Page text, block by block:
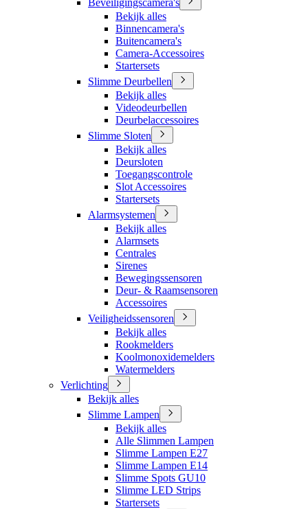
Beveiligingscamera's
Bekijk alles
Binnencamera's
Buitencamera's
Camera-Accessoires
Startersets
Slimme Deurbellen
Bekijk alles
Videodeurbellen
Deurbelaccessoires
Slimme Sloten
Bekijk alles
Deursloten
Toegangscontrole
Slot Accessoires
Startersets
Alarmsystemen
Bekijk alles
Alarmsets
Centrales
Sirenes
Bewegingssensoren
Deur- & Raamsensoren
Accessoires
Veiligheidssensoren
Bekijk alles
Rookmelders
Koolmonoxidemelders
Watermelders
Verlichting
Bekijk alles
Slimme Lampen
Bekijk alles
Alle Slimmen Lampen
Slimme Lampen E27
Slimme Lampen E14
Slimme Spots GU10
Slimme LED Strips
Startersets